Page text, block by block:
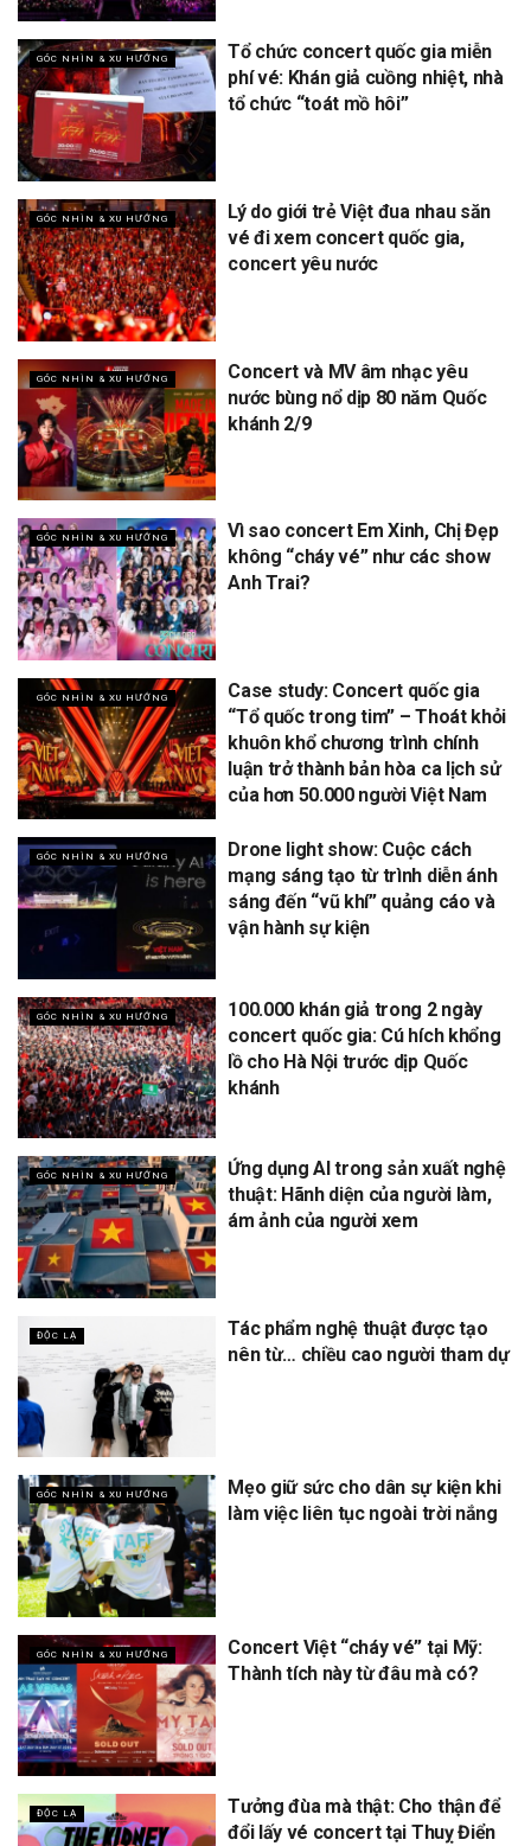
GÓC NHÌN & XU HƯỚNG
Tổ chức concert quốc gia miễn
phí vé: Khán giả cuồng nhiệt, nhà
tổ chức “toát mồ hôi”
GÓC NHÌN & XU HƯỚNG
Lý do giới trẻ Việt đua nhau săn
vé đi xem concert quốc gia,
concert yêu nước
GÓC NHÌN & XU HƯỚNG
Concert và MV âm nhạc yêu
nước bùng nổ dịp 80 năm Quốc
khánh 2/9
GÓC NHÌN & XU HƯỚNG
Vì sao concert Em Xinh, Chị Đẹp
không “cháy vé” như các show
Anh Trai?
GÓC NHÌN & XU HƯỚNG
Case study: Concert quốc gia
“Tổ quốc trong tim” – Thoát khỏi
khuôn khổ chương trình chính
luận trở thành bản hòa ca lịch sử
của hơn 50.000 người Việt Nam
GÓC NHÌN & XU HƯỚNG
Drone light show: Cuộc cách
mạng sáng tạo từ trình diễn ánh
sáng đến “vũ khí” quảng cáo và
vận hành sự kiện
GÓC NHÌN & XU HƯỚNG
100.000 khán giả trong 2 ngày
concert quốc gia: Cú hích khổng
lồ cho Hà Nội trước dịp Quốc
khánh
GÓC NHÌN & XU HƯỚNG
Ứng dụng AI trong sản xuất nghệ
thuật: Hãnh diện của người làm,
ám ảnh của người xem
ĐỘC LẠ
Tác phẩm nghệ thuật được tạo
nên từ… chiều cao người tham dự
GÓC NHÌN & XU HƯỚNG
Mẹo giữ sức cho dân sự kiện khi
làm việc liên tục ngoài trời nắng
GÓC NHÌN & XU HƯỚNG
Concert Việt “cháy vé” tại Mỹ:
Thành tích này từ đâu mà có?
ĐỘC LẠ
Tưởng đùa mà thật: Cho thận để
đổi lấy vé concert tại Thuỵ Điển